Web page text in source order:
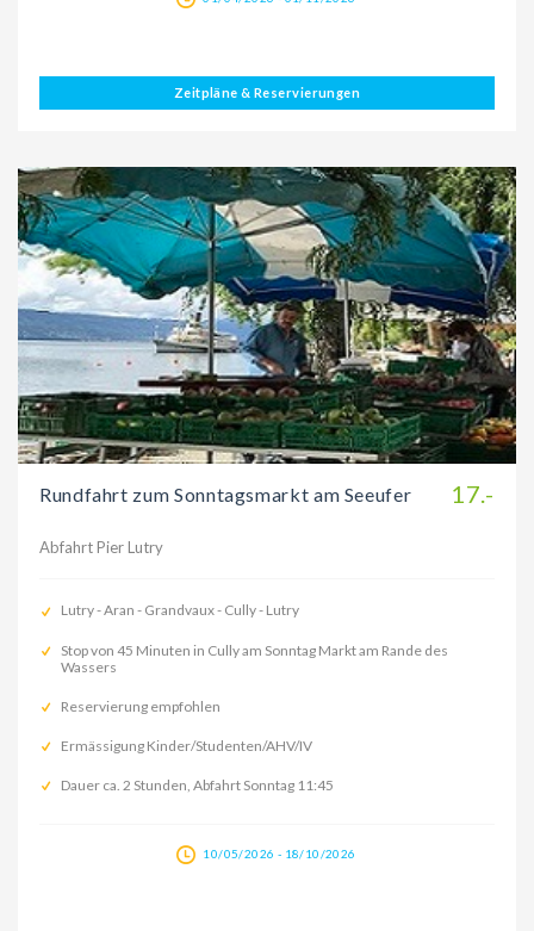
Zeitpläne & Reservierungen
17.-
Rundfahrt zum Sonntagsmarkt am Seeufer
Abfahrt Pier Lutry
Lutry - Aran - Grandvaux - Cully - Lutry
Stop von 45 Minuten in Cully am Sonntag Markt am Rande des
Wassers
Reservierung empfohlen
Ermässigung Kinder/Studenten/AHV/IV
Dauer ca. 2 Stunden, Abfahrt Sonntag 11:45
10/05/2026 - 18/10/2026